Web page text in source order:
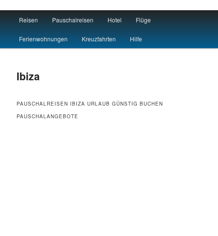
Reisen Hotel Flug
Skip to primary content
Skip to secondary content
Reisen Pauschalreisen Hotel Flüge
Ferienwohnungen Kreuzfahrten Hilfe
Ibiza
PAUSCHALREISEN IBIZA URLAUB GÜNSTIG BUCHEN
PAUSCHALANGEBOTE